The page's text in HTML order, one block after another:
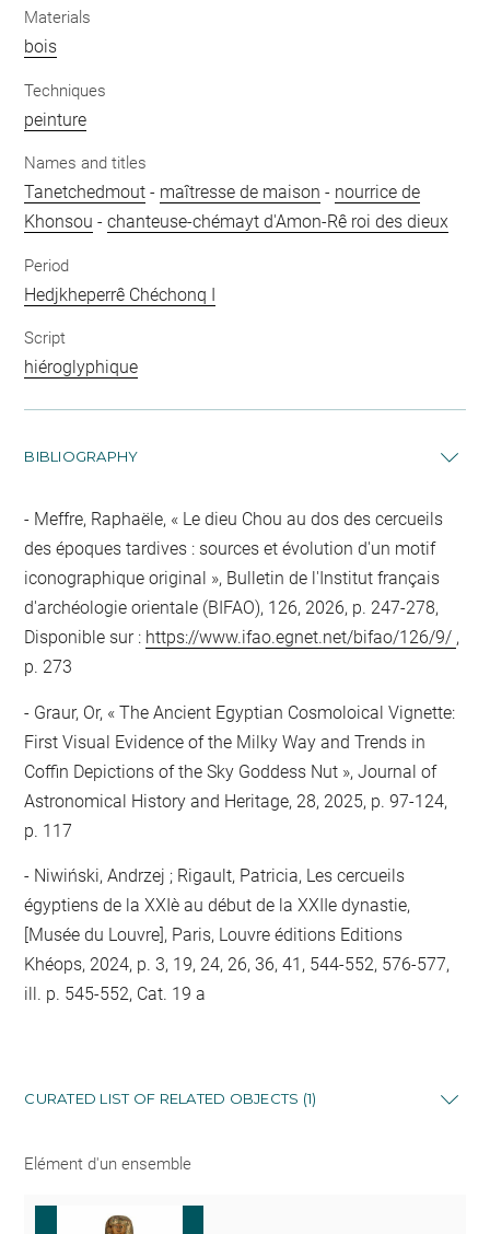
Materials
bois
Techniques
peinture
Names and titles
Tanetchedmout - maîtresse de maison - nourrice de
Khonsou -chanteuse-chémayt d'Amon-Rê roi des dieux
Period
Hedjkheperrê Chéchonq I
Script
hiéroglyphique
BIBLIOGRAPHY
Meffre, Raphaële, « Le dieu Chou au dos des cercueils
des époques tardives : sources et évolution d'un motif
iconographique original », Bulletin de l'Institut français
d'archéologie orientale (BIFAO), 126, 2026, p. 247-278,
Disponible sur : https://www.ifao.egnet.net/bifao/126/9/ ,
p. 273
Graur, Or, « The Ancient Egyptian Cosmoloical Vignette:
First Visual Evidence of the Milky Way and Trends in
Coffin Depictions of the Sky Goddess Nut », Journal of
Astronomical History and Heritage, 28, 2025, p. 97-124,
p. 117
Niwiński, Andrzej ; Rigault, Patricia, Les cercueils
égyptiens de la XXIè au début de la XXIIe dynastie,
[Musée du Louvre], Paris, Louvre éditions Editions
Khéops, 2024, p. 3, 19, 24, 26, 36, 41, 544-552, 576-577,
ill. p. 545-552, Cat. 19 a
CURATED LIST OF RELATED OBJECTS (1)
Elément d'un ensemble